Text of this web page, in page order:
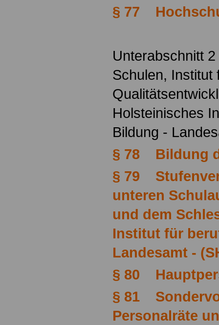
§ 77
Unterabschnitt 2
Schulen, Institut
Holsteinisches
Bildung -
§ 78 Bildung
§ 79
unteren
und dem
Institut für
Landesamt -
§ 80
§ 81
Personalräte